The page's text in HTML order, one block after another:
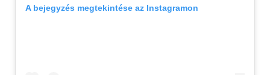
A bejegyzés megtekintése az Instagramon